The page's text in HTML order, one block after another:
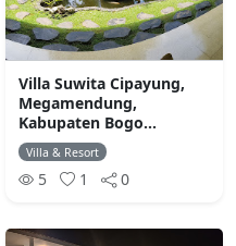
Villa Suwita Cipayung,
Megamendung,
Kabupaten Bogo...
Villa & Resort
5 1 0